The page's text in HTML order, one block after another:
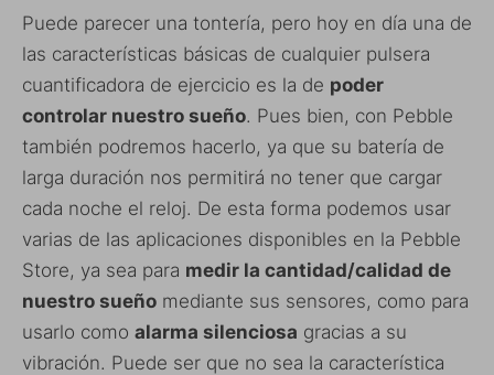
Puede parecer una tontería, pero hoy en día una de
las características básicas de cualquier pulsera
cuantificadora de ejercicio es la de poder
controlar nuestro sueño. Pues bien, con Pebble
también podremos hacerlo, ya que su batería de
larga duración nos permitirá no tener que cargar
cada noche el reloj. De esta forma podemos usar
varias de las aplicaciones disponibles en la Pebble
Store, ya sea para medir la cantidad/calidad de
nuestro sueño mediante sus sensores, como para
usarlo como alarma silenciosa gracias a su
vibración. Puede ser que no sea la característica